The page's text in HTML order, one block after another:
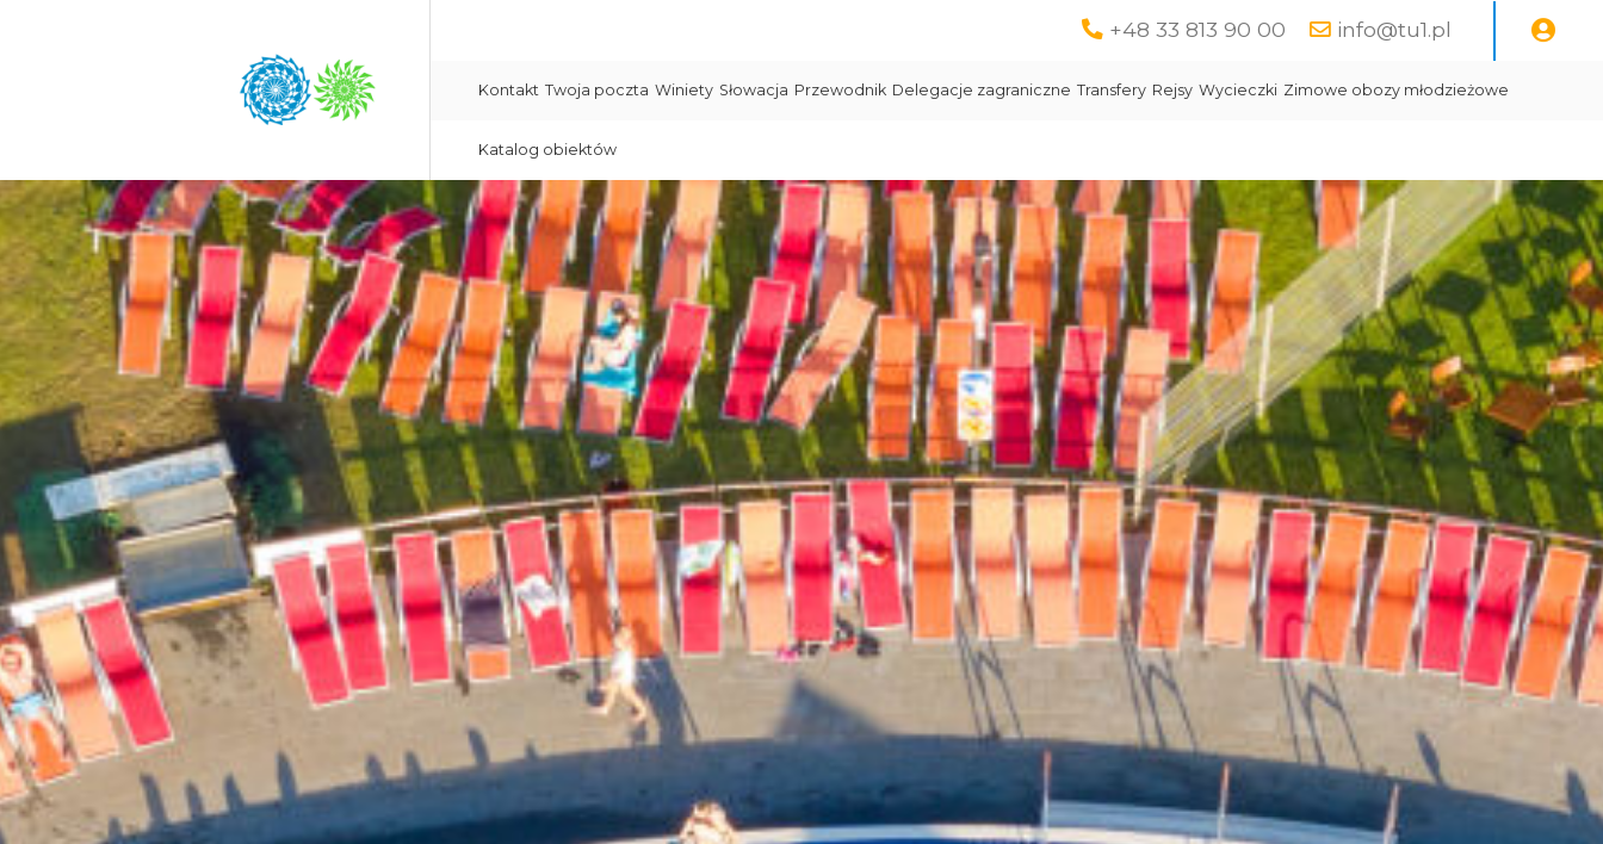
+48 33 813 90 00 info@tu1.pl
Kontakt Twoja poczta Winiety Słowacja Przewodnik Delegacje zagraniczne Transfery Rejsy Wycieczki Zimowe obozy młodzieżowe
Katalog obiektów